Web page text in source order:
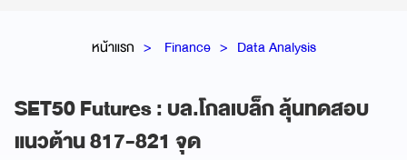
หน้าแรก Finance Data Analysis
SET50 Futures : บล.โกลเบล็ก ลุ้นทดสอบ
แนวต้าน 817-821 จุด